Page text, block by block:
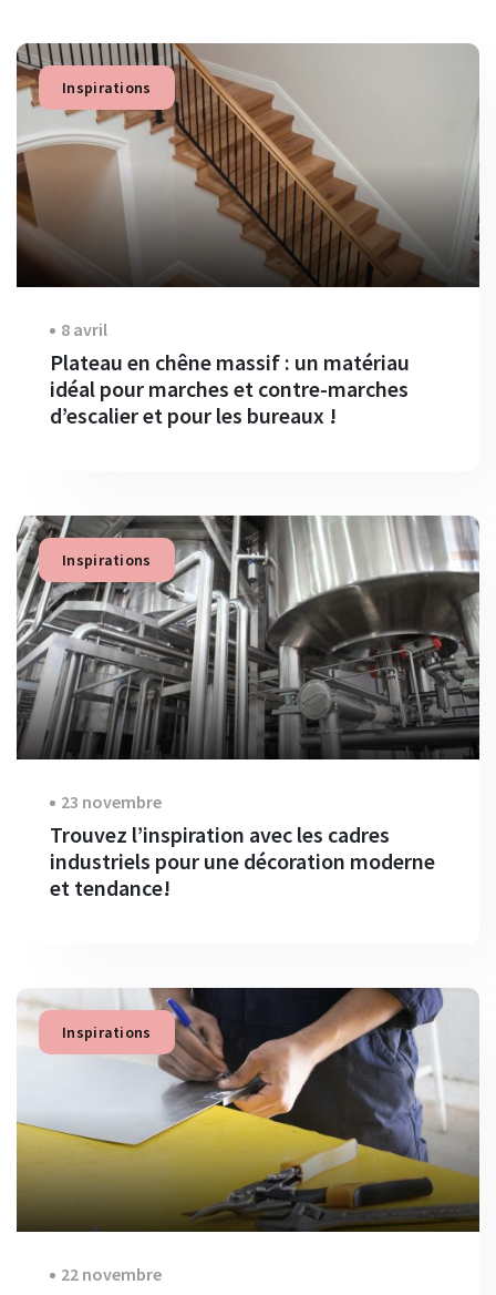
Inspirations
8 avril
Plateau en chêne massif : un matériau
idéal pour marches et contre-marches
d’escalier et pour les bureaux !
Inspirations
23 novembre
Trouvez l’inspiration avec les cadres
industriels pour une décoration moderne
et tendance!
Inspirations
22 novembre